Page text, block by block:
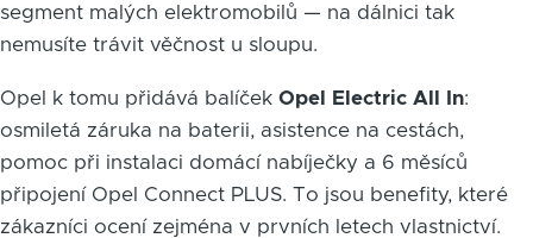
segment malých elektromobilů — na dálnici tak
nemusíte trávit věčnost u sloupu.
Opel k tomu přidává balíček Opel Electric All In:
osmiletá záruka na baterii, asistence na cestách,
pomoc při instalaci domácí nabíječky a 6 měsíců
připojení Opel Connect PLUS. To jsou benefity, které
zákazníci ocení zejména v prvních letech vlastnictví.